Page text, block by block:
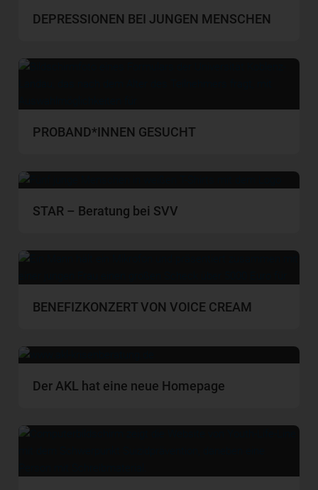
DEPRESSIONEN BEI JUNGEN MENSCHEN
PROBAND*INNEN GESUCHT
STAR – Beratung bei SVV
BENEFIZKONZERT VON VOICE CREAM
Der AKL hat eine neue Homepage